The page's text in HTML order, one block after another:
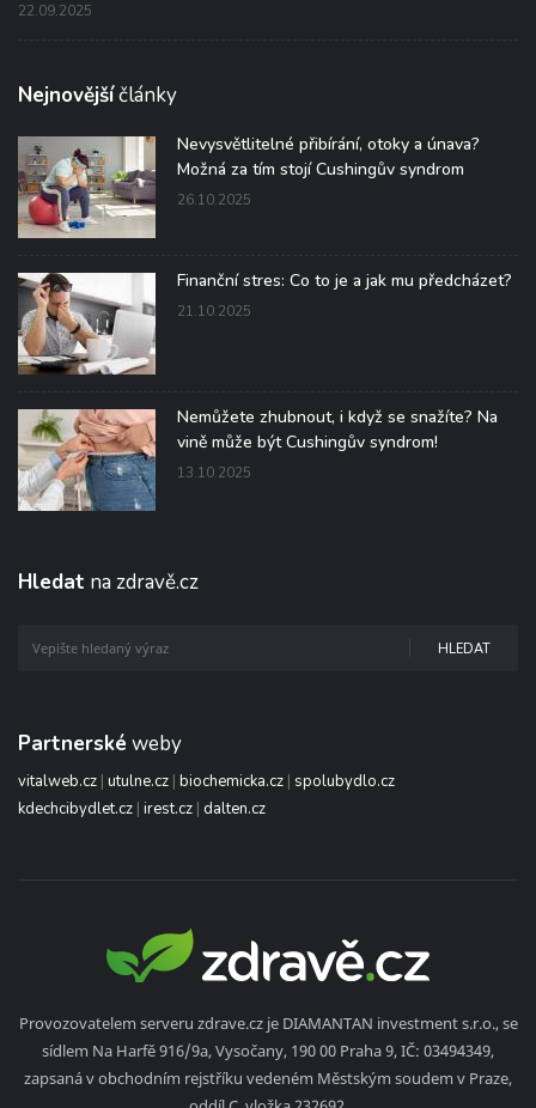
22.09.2025
Nejnovějšíčlánky
Nevysvětlitelné přibírání, otoky a únava?
Možná za tím stojí Cushingův syndrom
26.10.2025
Finanční stres: Co to je a jak mu předcházet?
21.10.2025
Nemůžete zhubnout, i když se snažíte? Na
vině může být Cushingův syndrom!
13.10.2025
Hledat na zdravě.cz
HLEDAT
Partnerské weby
vitalweb.cz | utulne.cz | biochemicka.cz | spolubydlo.cz
kdechcibydlet.cz | irest.cz | dalten.cz
Provozovatelem serveru zdrave.cz je DIAMANTAN investment s.r.o., se
sídlem Na Harfě 916/9a, Vysočany, 190 00 Praha 9, IČ: 03494349,
zapsaná v obchodním rejstříku vedeném Městským soudem v Praze,